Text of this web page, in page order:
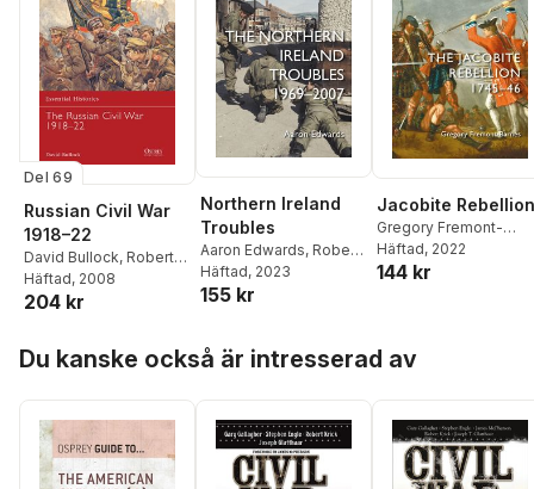
Del 69
Russian Civil War
1918–22
David Bullock, Robert
O'Neill
Häftad, 2008
204 kr
Northern Ireland
Troubles
Aaron Edwards, Robert
O'Neill
Häftad, 2023
155 kr
Jacobite Rebellion
Gregory Fremont-
Barnes, Robert O'Neill
Häftad, 2022
144 kr
Du kanske också är intresserad av